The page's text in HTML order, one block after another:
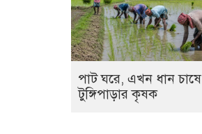
পাট ঘরে, এখন ধান চাষে
টুঙ্গিপাড়ার কৃষক